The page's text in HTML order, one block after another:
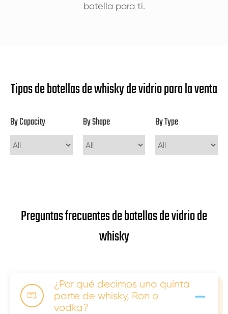
botella para ti.
Tipos de botellas de whisky de vidrio para la venta
By Capacity By Shape By Type
Preguntas frecuentes de botellas de vidrio de
whisky

¿Por qué decimos una quinta
parte de whisky, Ron o
vodka?
-